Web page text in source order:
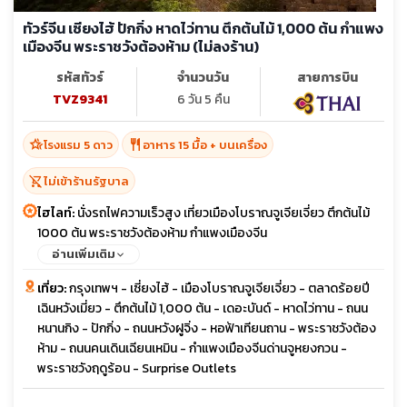
ทัวร์จีน เซียงไฮ้ ปักกิ่ง หาดไว่ทาน ตึกต้นไม้ 1,000 ต้น กำแพง
เมืองจีน พระราชวังต้องห้าม (ไม่ลงร้าน)
รหัสทัวร์
TVZ9341
จำนวนวัน
6 วัน 5 คืน
สายการบิน
hotel_classโรงแรม 5 ดาว restaurant อาหาร 15 มื้อ + บนเครื่อง
shopping_cart_offไม่เข้าร้านรัฐบาล
ไฮไลท์:นั่งรถไฟความเร็วสูง เที่ยวเมืองโบราณจูเจียเจี่ยว ตึกต้นไม้
1000 ต้น พระราชวังต้องห้าม กำแพงเมืองจีน
อ่านเพิ่มเติม
เที่ยว:กรุงเทพฯ - เซี่ยงไฮ้ - เมืองโบราณจูเจียเจี่ยว - ตลาดร้อยปี
เฉินหวังเมี่ยว - ตึกต้นไม้ 1,000 ต้น - เดอะบันด์ - หาดไว่ทาน - ถนน
หนานกิง - ปักกิ่ง - ถนนหวังฝูจิ่ง - หอฟ้าเทียนถาน - พระราชวังต้อง
ห้าม - ถนนคนเดินเฉียนเหมิน - กำแพงเมืองจีนด่านจูหยงกวน -
พระราชวังฤดูร้อน - Surprise Outlets